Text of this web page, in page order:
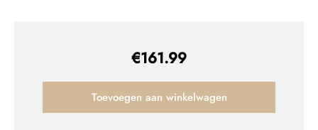
€161.99
Toevoegen aan winkelwagen